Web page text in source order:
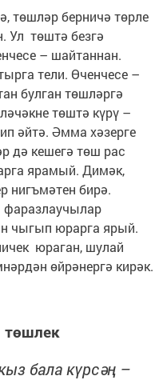
төшләр берничә төрле
Ул төштә безгә
– шайтаннан.
тели. Өченчесе –
булган төшләргә
төштә күрү –
әйтә. Әмма хәзерге
дә кешегә төш рас
ярамый. Димәк,
нигъмәтен бирә.
фаразлаучылар
чыгып юрарга ярый.
юраган, шулай
өйрәнергә кирәк.
төшлек
бала күрсәң –